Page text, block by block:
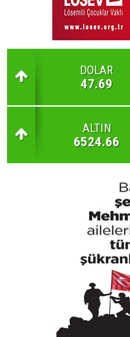
DOLAR
47.69
ALTIN
6524.66